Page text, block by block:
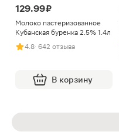
129.99 ₽
Молоко пастеризованное
Кубанская буренка 2.5% 1.4л
4.8· 642 отзыва
В корзину